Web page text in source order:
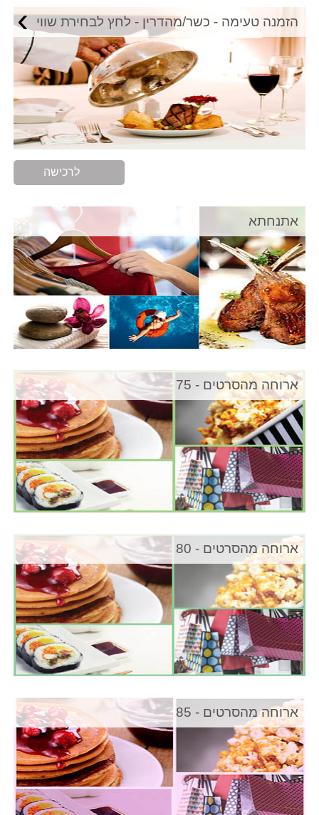
הזמנה טעימה - כשר/מהדרין - לחץ לבחירת שווי ›
לרכישה
אתנחתא
ארוחה מהסרטים - 75
ארוחה מהסרטים - 80
ארוחה מהסרטים - 85